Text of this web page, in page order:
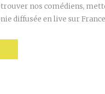
nos comédiens,
diffusée en live sur